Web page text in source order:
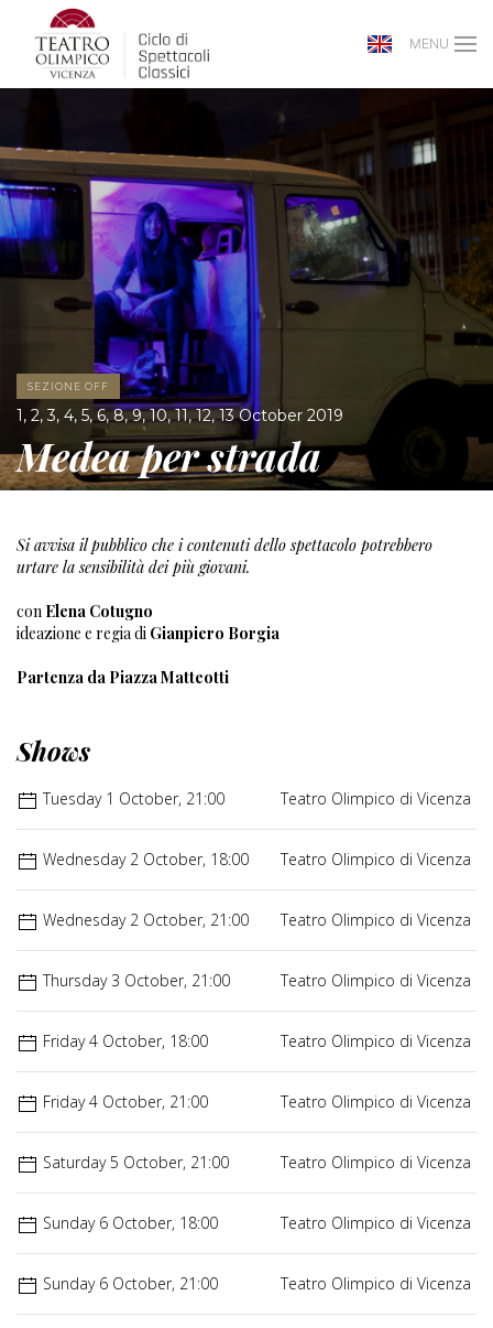
MENU
SEZIONE OFF
1, 2, 3, 4, 5, 6, 8, 9, 10, 11, 12, 13 October 2019
Medea per strada
Si avvisa il pubblico che i contenuti dello spettacolo potrebbero
urtare la sensibilità dei più giovani.
con Elena Cotugno
ideazione e regia di Gianpiero Borgia
Partenza da Piazza Matteotti
Shows
Tuesday 1 October, 21:00 Teatro Olimpico di Vicenza
Wednesday 2 October, 18:00 Teatro Olimpico di Vicenza
Wednesday 2 October, 21:00 Teatro Olimpico di Vicenza
Thursday 3 October, 21:00 Teatro Olimpico di Vicenza
Friday 4 October, 18:00 Teatro Olimpico di Vicenza
Friday 4 October, 21:00 Teatro Olimpico di Vicenza
Saturday 5 October, 21:00 Teatro Olimpico di Vicenza
Sunday 6 October, 18:00 Teatro Olimpico di Vicenza
Sunday 6 October, 21:00 Teatro Olimpico di Vicenza